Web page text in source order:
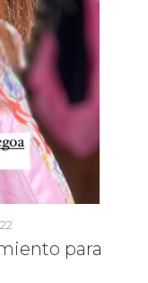
para